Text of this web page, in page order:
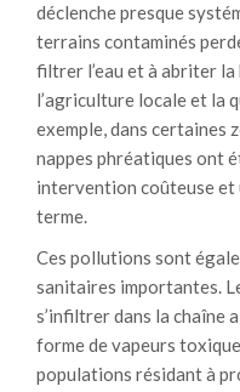
déclenche presque
terrains contaminés
filtrer l’eau et à abriter
l’agriculture locale et la
exemple, dans certaines
nappes phréatiques ont
intervention coûteuse et
terme.
Ces pollutions sont
sanitaires importantes.
s’infiltrer dans la chaîne
forme de vapeurs
populations résidant à